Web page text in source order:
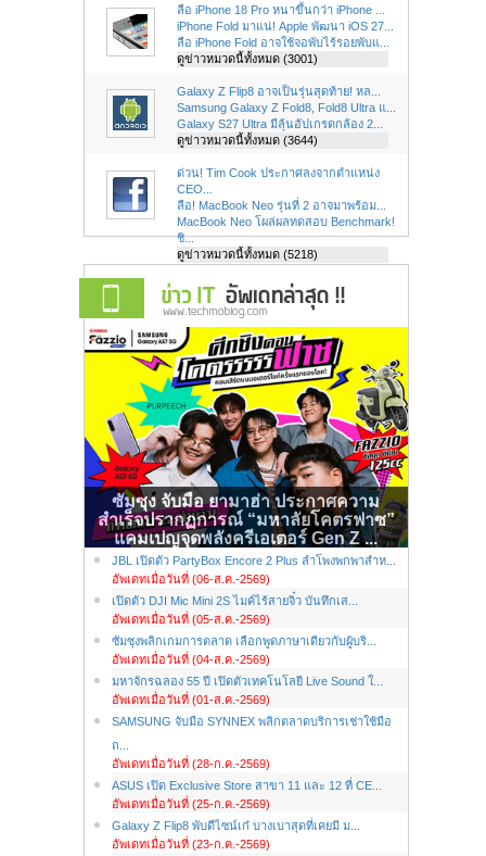
ลือ iPhone 18 Pro หนาขึ้นกว่า iPhone ...
iPhone Fold มาแน่! Apple พัฒนา iOS 27...
ลือ iPhone Fold อาจใช้จอพับไร้รอยพับแ...
ดูข่าวหมวดนี้ทั้งหมด (3001)
Galaxy Z Flip8 อาจเป็นรุ่นสุดท้าย! หล...
Samsung Galaxy Z Fold8, Fold8 Ultra แ...
Galaxy S27 Ultra มีลุ้นอัปเกรดกล้อง 2...
ดูข่าวหมวดนี้ทั้งหมด (3644)
ด่วน! Tim Cook ประกาศลงจากตำแหน่ง
CEO...
ลือ! MacBook Neo รุ่นที่ 2 อาจมาพร้อม...
MacBook Neo โผล่ผลทดสอบ Benchmark!
ชิ...
ดูข่าวหมวดนี้ทั้งหมด (5218)
ซัมซุง จับมือ ยามาฮ่า ประกาศความ
สำเร็จปรากฏการณ์ “มหาลัยโคตรฟาซ”
แคมเปญจุดพลังครีเอเตอร์ Gen Z ...
JBL เปิดตัว PartyBox Encore 2 Plus ลำโพงพกพาสำห...
อัพเดทเมื่อวันที่ (06-ส.ค.-2569)
เปิดตัว DJI Mic Mini 2S ไมค์ไร้สายจิ๋ว บันทึกเส...
อัพเดทเมื่อวันที่ (05-ส.ค.-2569)
ซัมซุงพลิกเกมการตลาด เลือกพูดภาษาเดียวกับผู้บริ...
อัพเดทเมื่อวันที่ (04-ส.ค.-2569)
มหาจักรฉลอง 55 ปี เปิดตัวเทคโนโลยี Live Sound ใ...
อัพเดทเมื่อวันที่ (01-ส.ค.-2569)
SAMSUNG จับมือ SYNNEX พลิกตลาดบริการเช่าใช้มือ
ถ...
อัพเดทเมื่อวันที่ (28-ก.ค.-2569)
ASUS เปิด Exclusive Store สาขา 11 และ 12 ที่ CE...
อัพเดทเมื่อวันที่ (25-ก.ค.-2569)
Galaxy Z Flip8 พับดีไซน์เก๋ บางเบาสุดที่เคยมี ม...
อัพเดทเมื่อวันที่ (23-ก.ค.-2569)